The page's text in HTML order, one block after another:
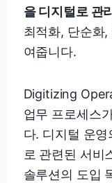
을 디지털로 관리
최적화, 단순화
여줍니다.
Digitizing
업무 프로세스
다. 디지털 운
로 관련된 서비
솔루션의 도입